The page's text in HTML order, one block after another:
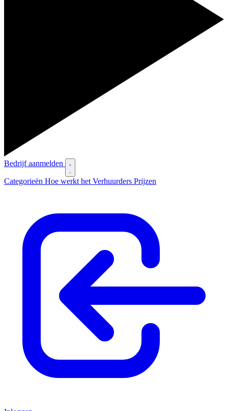
Bedrijf aanmelden
Categorieën Hoe werkt het Verhuurders Prijzen